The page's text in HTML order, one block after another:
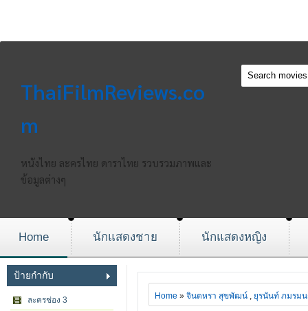
ThaiFilmReviews.co
m
หนังไทย ละครไทย ดาราไทย รวบรวมภาพและ
ข้อมูลต่างๆ
Home นักแสดงชาย นักแสดงหญิง
ป้ายกำกับ
ละครช่อง 3 Home » จินตหรา สุขพัฒน์ , ยุรนันท์ ภมรม